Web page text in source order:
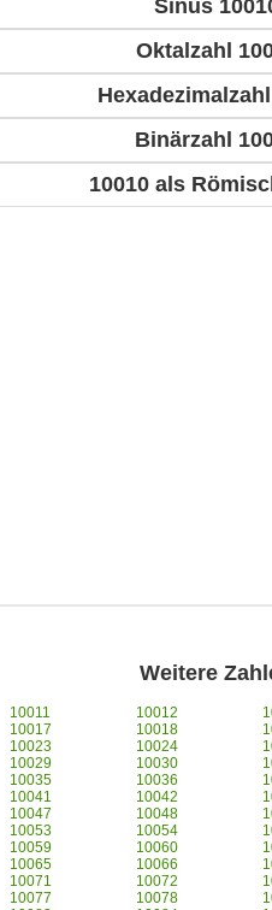
Sinus
Oktalzahl
Binärzahl
10010 als
Weitere
10011 10012
10017 10018
10023 10024
10029 10030
10035 10036
10041 10042
10047 10048
10053 10054
10059 10060
10065 10066
10071 10072
10077 10078